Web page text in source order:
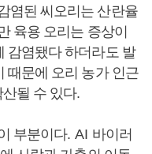
염된 씨오리는 산란율
육용 오리는 증상이
감염됐다 하더라도 발
때문에 오리 농가 인근
될 수 있다.
부분이다. AI 바이러